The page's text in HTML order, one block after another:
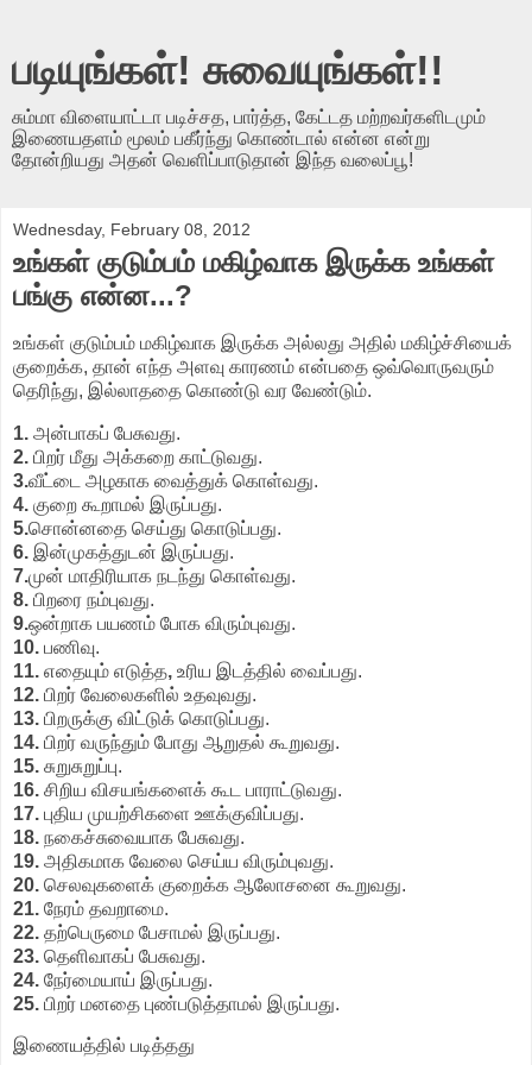
படியுங்கள்! சுவையுங்கள்!!
சும்மா விளையாட்டா படிச்சத, பார்த்த, கேட்டத மற்றவர்களிடமும்
இணையதளம் மூலம் பகீர்ந்து கொண்டால் என்ன என்று
தோன்றியது அதன் வெளிப்பாடுதான் இந்த வலைப்பூ!
Wednesday, February 08, 2012
உங்கள் குடும்பம் மகிழ்வாக இருக்க உங்கள்
பங்கு என்ன...?
உங்கள் குடும்பம் மகிழ்வாக இருக்க அல்லது அதில் மகிழ்ச்சியைக்
குறைக்க, தான் எந்த அளவு காரணம் என்பதை ஒவ்வொருவரும்
தெரிந்து, இல்லாததை கொண்டு வர வேண்டும்.
1. அன்பாகப் பேசுவது.
2. பிறர் மீது அக்கறை காட்டுவது.
3.வீட்டை அழகாக வைத்துக் கொள்வது.
4. குறை கூறாமல் இருப்பது.
5.சொன்னதை செய்து கொடுப்பது.
6. இன்முகத்துடன் இருப்பது.
7.முன் மாதிரியாக நடந்து கொள்வது.
8. பிறரை நம்புவது.
9.ஒன்றாக பயணம் போக விரும்புவது.
10. பணிவு.
11. எதையும் எடுத்த, உரிய இடத்தில் வைப்பது.
12. பிறர் வேலைகளில் உதவுவது.
13. பிறருக்கு விட்டுக் கொடுப்பது.
14. பிறர் வருந்தும் போது ஆறுதல் கூறுவது.
15. சுறுசுறுப்பு.
16. சிறிய விசயங்களைக் கூட பாராட்டுவது.
17. புதிய முயற்சிகளை ஊக்குவிப்பது.
18. நகைச்சுவையாக பேசுவது.
19. அதிகமாக வேலை செய்ய விரும்புவது.
20. செலவுகளைக் குறைக்க ஆலோசனை கூறுவது.
21. நேரம் தவறாமை.
22. தற்பெருமை பேசாமல் இருப்பது.
23. தெளிவாகப் பேசுவது.
24. நேர்மையாய் இருப்பது.
25. பிறர் மனதை புண்படுத்தாமல் இருப்பது.
இணையத்தில் படித்தது